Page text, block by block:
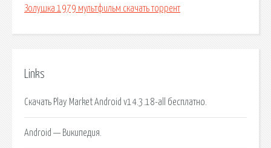
Золушка 1979 мультфильм скачать торрент
Links
Скачать Play Market Android v14.3.18-all бесплатно.
Android — Википедия.